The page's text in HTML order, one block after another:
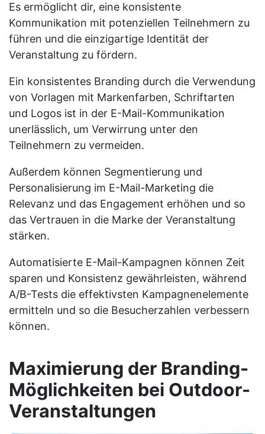
Es ermöglicht dir, eine konsistente
Kommunikation mit potenziellen Teilnehmern zu
führen und die einzigartige Identität der
Veranstaltung zu fördern.
Ein konsistentes Branding durch die Verwendung
von Vorlagen mit Markenfarben, Schriftarten
und Logos ist in der E-Mail-Kommunikation
unerlässlich, um Verwirrung unter den
Teilnehmern zu vermeiden.
Außerdem können Segmentierung und
Personalisierung im E-Mail-Marketing die
Relevanz und das Engagement erhöhen und so
das Vertrauen in die Marke der Veranstaltung
stärken.
Automatisierte E-Mail-Kampagnen können Zeit
sparen und Konsistenz gewährleisten, während
A/B-Tests die effektivsten Kampagnenelemente
ermitteln und so die Besucherzahlen verbessern
können.
Maximierung der Branding-
Möglichkeiten bei Outdoor-
Veranstaltungen